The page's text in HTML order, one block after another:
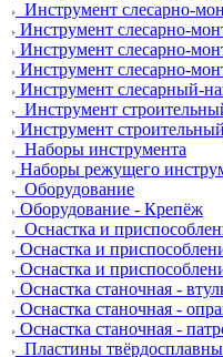
Инструмент слесарно-
Инструмент слесарно-
Инструмент слесарно-
Инструмент слесарно-
Инструмент слесарный-
Инструмент
Инструмент
Наборы инструмента
Наборы режущего
Оборудование
Оборудование - Крепёж
Оснастка и
Оснастка и
Оснастка и
Оснастка станочная -
Оснастка станочная -
Оснастка станочная -
Пластины